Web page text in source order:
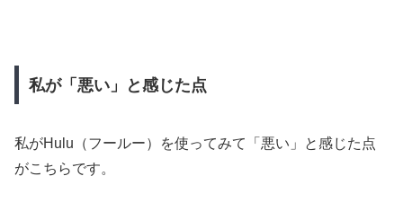
私が「悪い」と感じた点
私がHulu（フールー）を使ってみて「悪い」と感じた点
がこちらです。